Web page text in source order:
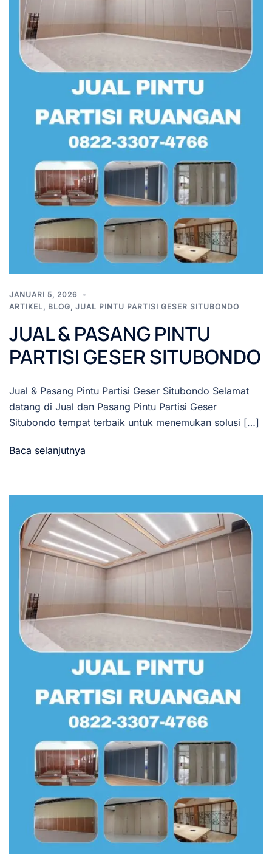
JANUARI 5, 2026
ARTIKEL, BLOG, JUAL PINTU PARTISI GESER SITUBONDO
JUAL & PASANG PINTU
PARTISI GESER SITUBONDO
Jual & Pasang Pintu Partisi Geser Situbondo Selamat
datang di Jual dan Pasang Pintu Partisi Geser
Situbondo tempat terbaik untuk menemukan solusi […]
Baca selanjutnya